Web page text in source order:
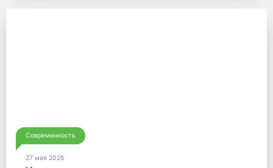
Современность
27 мая 2025